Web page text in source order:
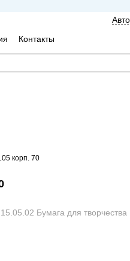
Контакты
корп. 70
15.05.02 Бумага для творчества